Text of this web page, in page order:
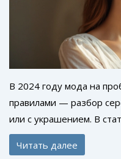
В 2024 году мода на
правилами — разбор
или с украшением. В
смотрится свежо, когда
как аксессуары меняют
Читать далее